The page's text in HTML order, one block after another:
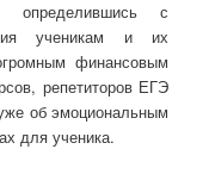
определившись с
ученикам и их
финансовым
репетиторов ЕГЭ
об эмоциональным
для ученика.